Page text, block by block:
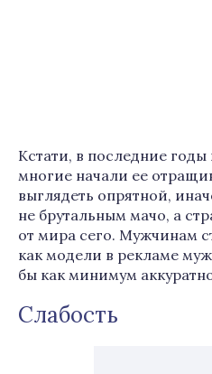
Кстати, в последние
многие начали ее
выглядеть опрятной,
не брутальным мачо, а
от мира сего. Мужчинам
как модели в рекламе
бы как минимум
Слабость